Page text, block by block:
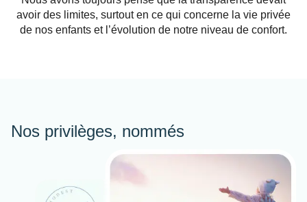
avoir des limites, surtout en ce qui concerne la vie privée
de nos enfants et l’évolution de notre niveau de confort.
Nos privilèges, nommés